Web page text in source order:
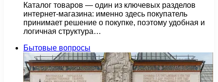
Каталог товаров — один из ключевых разделов
интернет-магазина: именно здесь покупатель
принимает решение о покупке, поэтому удобная и
логичная структура…
Бытовые вопросы